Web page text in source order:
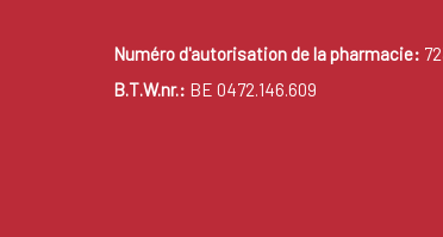
Numéro d'autorisation de la pharmacie:
B.T.W.nr.: BE 0472.146.609